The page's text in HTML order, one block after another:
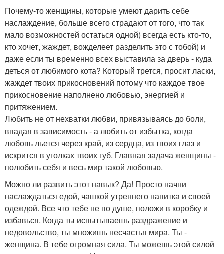
Почему-то женщины, которые умеют дарить себе
наслаждение, больше всего страдают от того, что так
мало возможностей остаться одной) всегда есть кто-то,
кто хочет, жаждет, вожделеет разделить это с тобой) и
даже если ты временно всех выставила за дверь - куда
деться от любимого кота? Который трется, просит ласки,
жаждет твоих прикосновений потому что каждое твое
прикосновение наполнено любовью, энергией и
притяжением.
Любить не от нехватки любви, привязываясь до боли,
впадая в зависимость - а любить от избытка, когда
любовь льется через край, из сердца, из твоих глаз и
искрится в уголках твоих губ. Главная задача женщины -
полюбить себя и весь мир такой любовью.
Можно ли развить этот навык? Да! Просто начни
наслаждаться едой, чашкой утреннего напитка и своей
одеждой. Все что тебе не по душе, положи в коробку и
избавься. Когда ты испытываешь раздражение и
недовольство, ты множишь несчастья мира. Ты -
женщина. В тебе огромная сила. Ты можешь этой силой